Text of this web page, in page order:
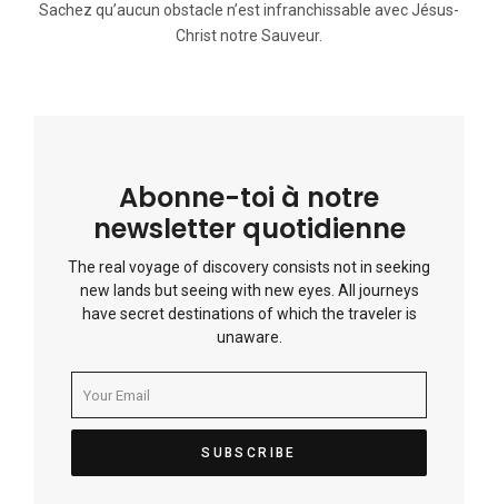
Sachez qu’aucun obstacle n’est infranchissable avec Jésus-
Christ notre Sauveur.
Abonne-toi à notre
newsletter quotidienne
The real voyage of discovery consists not in seeking
new lands but seeing with new eyes. All journeys
have secret destinations of which the traveler is
unaware.